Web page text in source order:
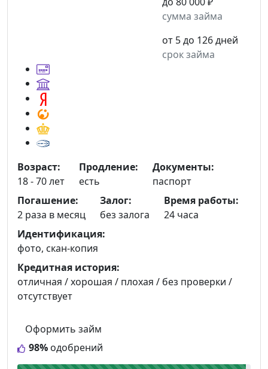
сумма займа
от 5 до 126 дней
срок займа
98% одобрений
Оформить займ
Возраст:
18 - 70 лет
Продление:
есть
Документы:
паспорт
Погашение:
2 раза в месяц
Залог:
без залога
Время работы:
24 часа
Идентификация:
фото, скан-копия
Кредитная история:
отличная / хорошая / плохая / без проверки /
отсутствует